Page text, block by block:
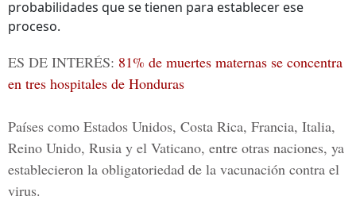
probabilidades que se tienen para establecer ese
proceso.
ES DE INTERÉS: 81% de muertes maternas se concentra
en tres hospitales de Honduras
Países como Estados Unidos, Costa Rica, Francia, Italia,
Reino Unido, Rusia y el Vaticano, entre otras naciones, ya
establecieron la obligatoriedad de la vacunación contra el
virus.